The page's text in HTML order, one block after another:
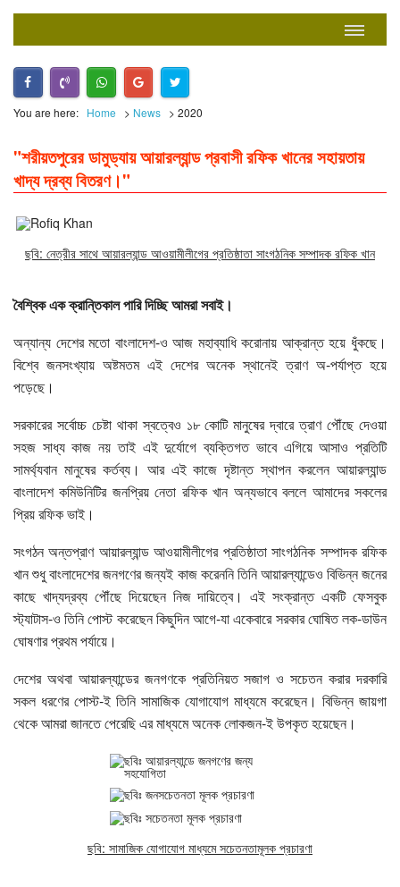
You are here: Home > News > 2020
"শরীয়তপুরের ডামুড্যায় আয়ারল্যান্ড প্রবাসী রফিক খানের সহায়তায়
খাদ্য দ্রব্য বিতরণ।"
ছবি: নেত্রীর সাথে আয়ারল্যান্ড আওয়ামীলীগের প্রতিষ্ঠাতা সাংগঠনিক সম্পাদক রফিক খান
বৈশ্বিক এক ক্রান্তিকাল পারি দিচ্ছি আমরা সবাই।
অন্যান্য দেশের মতো বাংলাদেশ-ও আজ মহাব্যাধি করোনায় আক্রান্ত হয়ে ধুঁকছে।
বিশ্বে জনসংখ্যায় অষ্টমতম এই দেশের অনেক স্থানেই ত্রাণ অ-পর্যাপ্ত হয়ে
পড়েছে।
সরকারের সর্বোচ্চ চেষ্টা থাকা স্বত্বেও ১৮ কোটি মানুষের দ্বারে ত্রাণ পৌঁছে দেওয়া
সহজ সাধ্য কাজ নয় তাই এই দুর্যোগে ব্যক্তিগত ভাবে এগিয়ে আসাও প্রতিটি
সামর্থ্যবান মানুষের কর্তব্য। আর এই কাজে দৃষ্টান্ত স্থাপন করলেন আয়ারল্যান্ড
বাংলাদেশ কমিউনিটির জনপ্রিয় নেতা রফিক খান অন্যভাবে বললে আমাদের সকলের
প্রিয় রফিক ভাই।
সংগঠন অন্তপ্রাণ আয়ারল্যান্ড আওয়ামীলীগের প্রতিষ্ঠাতা সাংগঠনিক সম্পাদক রফিক
খান শুধু বাংলাদেশের জনগণের জন্যই কাজ করেননি তিনি আয়ারল্যান্ডেও বিভিন্ন জনের
কাছে খাদ্যদ্রব্য পৌঁছে দিয়েছেন নিজ দায়িত্বে। এই সংক্রান্ত একটি ফেসবুক
স্ট্যাটাস-ও তিনি পোস্ট করেছেন কিছুদিন আগে-যা একেবারে সরকার ঘোষিত লক-ডাউন
ঘোষণার প্রথম পর্যায়ে।
দেশের অথবা আয়ারল্যান্ডের জনগণকে প্রতিনিয়ত সজাগ ও সচেতন করার দরকারি
সকল ধরণের পোস্ট-ই তিনি সামাজিক যোগাযোগ মাধ্যমে করেছেন। বিভিন্ন জায়গা
থেকে আমরা জানতে পেরেছি এর মাধ্যমে অনেক লোকজন-ই উপকৃত হয়েছেন।
ছবি: সামাজিক যোগাযোগ মাধ্যমে সচেতনতামূলক প্রচারণা